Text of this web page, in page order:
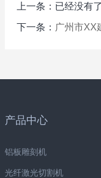
上一条：已经没有了
下一条： 广州市XX
产品中心
铝板雕刻机
光纤激光切割机